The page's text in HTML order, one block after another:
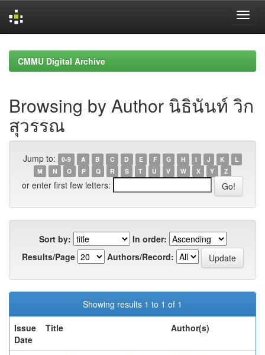
navigationCMMU Digital Archive
Browsing by Author นิธินันท์ วิก
สุวรรณ
Jump to: 0-9 A B C D E F G H I J K
L
M
N O P Q R S T U V W X Y Z
or enter first few letters:
Sort by:
In order:
Results/Page
Authors/Record:
Showing results 1 to 1 of 1
Issue
Date
Title Author(s)